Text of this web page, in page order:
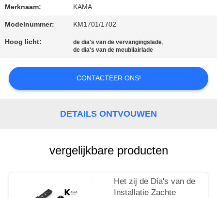
EEN
CITAAT
SITEMAP
Merknaam: KAMA
Modelnummer: KM1701/1702
Hoog licht: de dia's van de vervangingslade,
de dia's van de meubilairlade
CONTACTEER ONS!
DETAILS ONTVOUWEN
vergelijkbare producten
Het zij de Dia's van de
Installatie Zachte